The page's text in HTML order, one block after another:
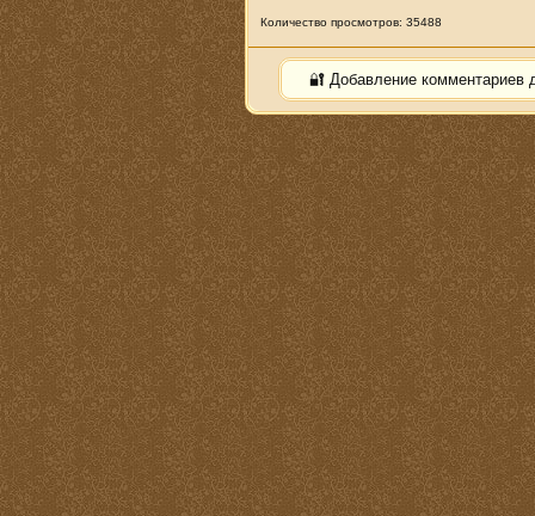
Количество просмотров: 35488
🔐 Добавление комментариев